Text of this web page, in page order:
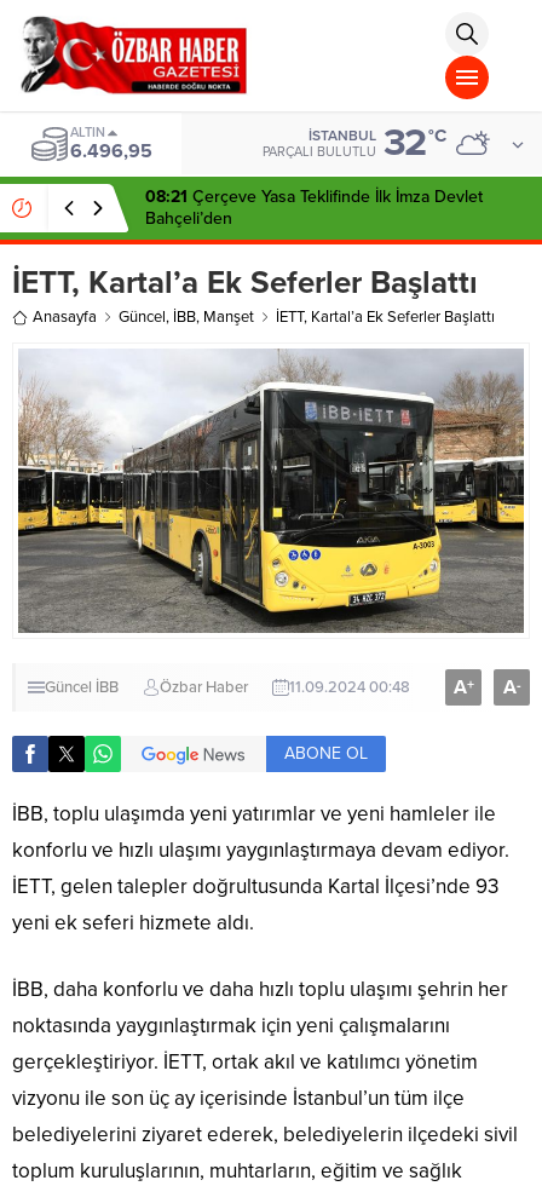
islami
chat
omegla
türk
sohbet
cinsel
sohbet
dini
chat
ALTIN
6.496,95
İSTANBUL
PARÇALI BULUTLU 32°C
08:21 Çerçeve Yasa Teklifinde İlk İmza Devlet
Bahçeli’den
İETT, Kartal’a Ek Seferler Başlattı
Anasayfa Güncel, İBB, Manşet İETT, Kartal’a Ek Seferler Başlattı
Güncel İBB Özbar Haber 11.09.2024 00:48 A+ A-
ABONE OL
İBB, toplu ulaşımda yeni yatırımlar ve yeni hamleler ile
konforlu ve hızlı ulaşımı yaygınlaştırmaya devam ediyor.
İETT, gelen talepler doğrultusunda Kartal İlçesi’nde 93
yeni ek seferi hizmete aldı.
İBB, daha konforlu ve daha hızlı toplu ulaşımı şehrin her
noktasında yaygınlaştırmak için yeni çalışmalarını
gerçekleştiriyor. İETT, ortak akıl ve katılımcı yönetim
vizyonu ile son üç ay içerisinde İstanbul’un tüm ilçe
belediyelerini ziyaret ederek, belediyelerin ilçedeki sivil
toplum kuruluşlarının, muhtarların, eğitim ve sağlık